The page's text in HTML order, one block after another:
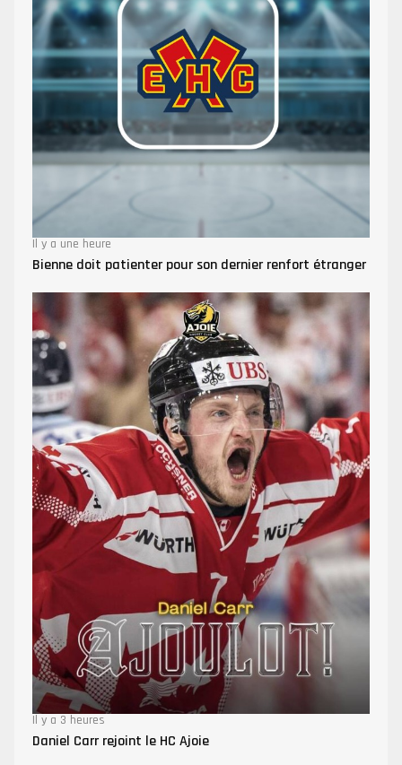
Il y a une heure
Bienne doit patienter pour son dernier renfort étranger
Il y a 3 heures
Daniel Carr rejoint le HC Ajoie